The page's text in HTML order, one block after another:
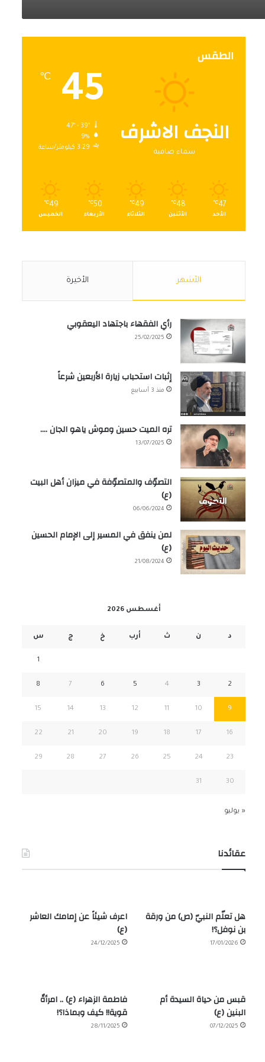
الطقس
النجف الاشرف
سماء صافية
45
℃
47º - 39º
9%
3.29 كيلومتر/ساعة
47
℃
الأحد
48
℃
الأثنين
49
℃
الثلاثاء
50
℃
الأربعاء
49
℃
الخميس
الأشهر الأخيرة
رأي الفقهاء باجتهاد اليعقوبي
25/02/2025
إثبات استحباب زيارة الأربعين شرعاً
منذ 3 أسابيع
تره الميت حسين وموش ياهو الجان ….
13/07/2025
التصوّف والمتصوّفة في ميزان أهل البيت
(ع)
06/06/2024
لمن ينفق في المسير إلى الإمام الحسين
(ع)
21/08/2024
أغسطس 2026
د ن ث أرب خ ج س
1
2
3
4
5
6
7
8
9
10
11
12
13
14
15
16
17
18
19
20
21
22
23
24
25
26
27
28
29
30
31
« يوليو
عقائدنا
هل تعلّم النبيّ (ص) من ورقة
بن نوفل؟!
17/01/2026
اعرف شيئاً عن إمامك العاشر
(ع)
24/12/2025
قبس من حياة السيدة أم
البنين (ع)
07/12/2025
فاطمة الزهراء (ع) .. امرأةٌ
قوية!! كيف وبماذا؟!
28/11/2025